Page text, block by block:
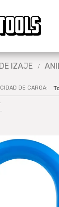
IZAJE
DE CARGA: